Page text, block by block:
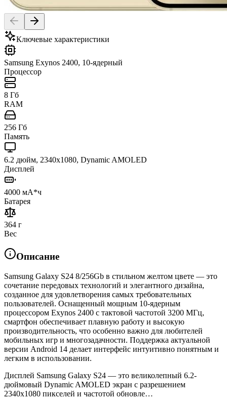
Ключевые характеристики
Samsung Exynos 2400, 10-ядерный
Процессор
8 Гб
RAM
256 Гб
Память
6.2 дюйм, 2340x1080, Dynamic AMOLED
Дисплей
4000 мА*ч
Батарея
364 г
Вес
Описание
Samsung Galaxy S24 8/256Gb в стильном желтом цвете — это
сочетание передовых технологий и элегантного дизайна,
созданное для удовлетворения самых требовательных
пользователей. Оснащенный мощным 10-ядерным
процессором Exynos 2400 с тактовой частотой 3200 МГц,
смартфон обеспечивает плавную работу и высокую
производительность, что особенно важно для любителей
мобильных игр и многозадачности. Поддержка актуальной
версии Android 14 делает интерфейс интуитивно понятным и
легким в использовании.
Дисплей Samsung Galaxy S24 — это великолепный 6.2-
дюймовый Dynamic AMOLED экран с разрешением
2340x1080 пикселей и частотой обновле…